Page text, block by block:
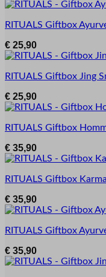
RITUALS Giftbox
€ 25,90
RITUALS Giftbox Jing
€ 25,90
RITUALS Giftbox
€ 35,90
RITUALS Giftbox
€ 35,90
RITUALS Giftbox
€ 35,90